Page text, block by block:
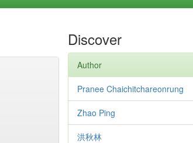
Discover
Author
Pranee Chaichitchareonrung
Zhao Ping
洪秋林